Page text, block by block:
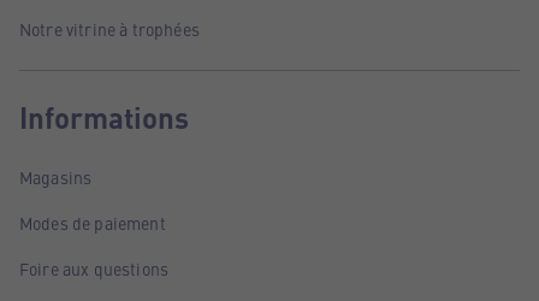
Notre vitrine à trophées
Informations
Magasins
Modes de paiement
Foire aux questions